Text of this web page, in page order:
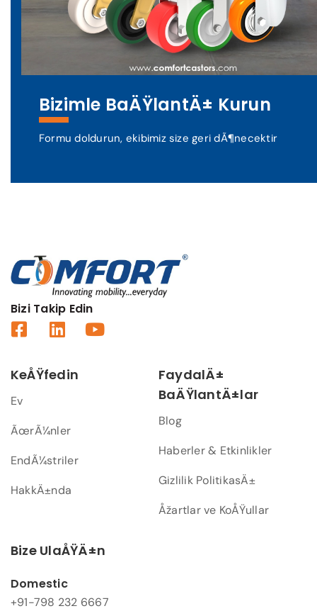
Bizimle BaÄŸlantÄ± Kurun
Formu doldurun, ekibimiz size geri dÃ¶necektir
Bizi Takip Edin
KeÅŸfedin
Ev
ÃœrÃ¼nler
EndÃ¼striler
HakkÄ±nda
FaydalÄ±
BaÄŸlantÄ±lar
Blog
Haberler & Etkinlikler
Gizlilik PolitikasÄ±
Åžartlar ve KoÅŸullar
Bize UlaÅŸÄ±n
Domestic
+91-798 232 6667